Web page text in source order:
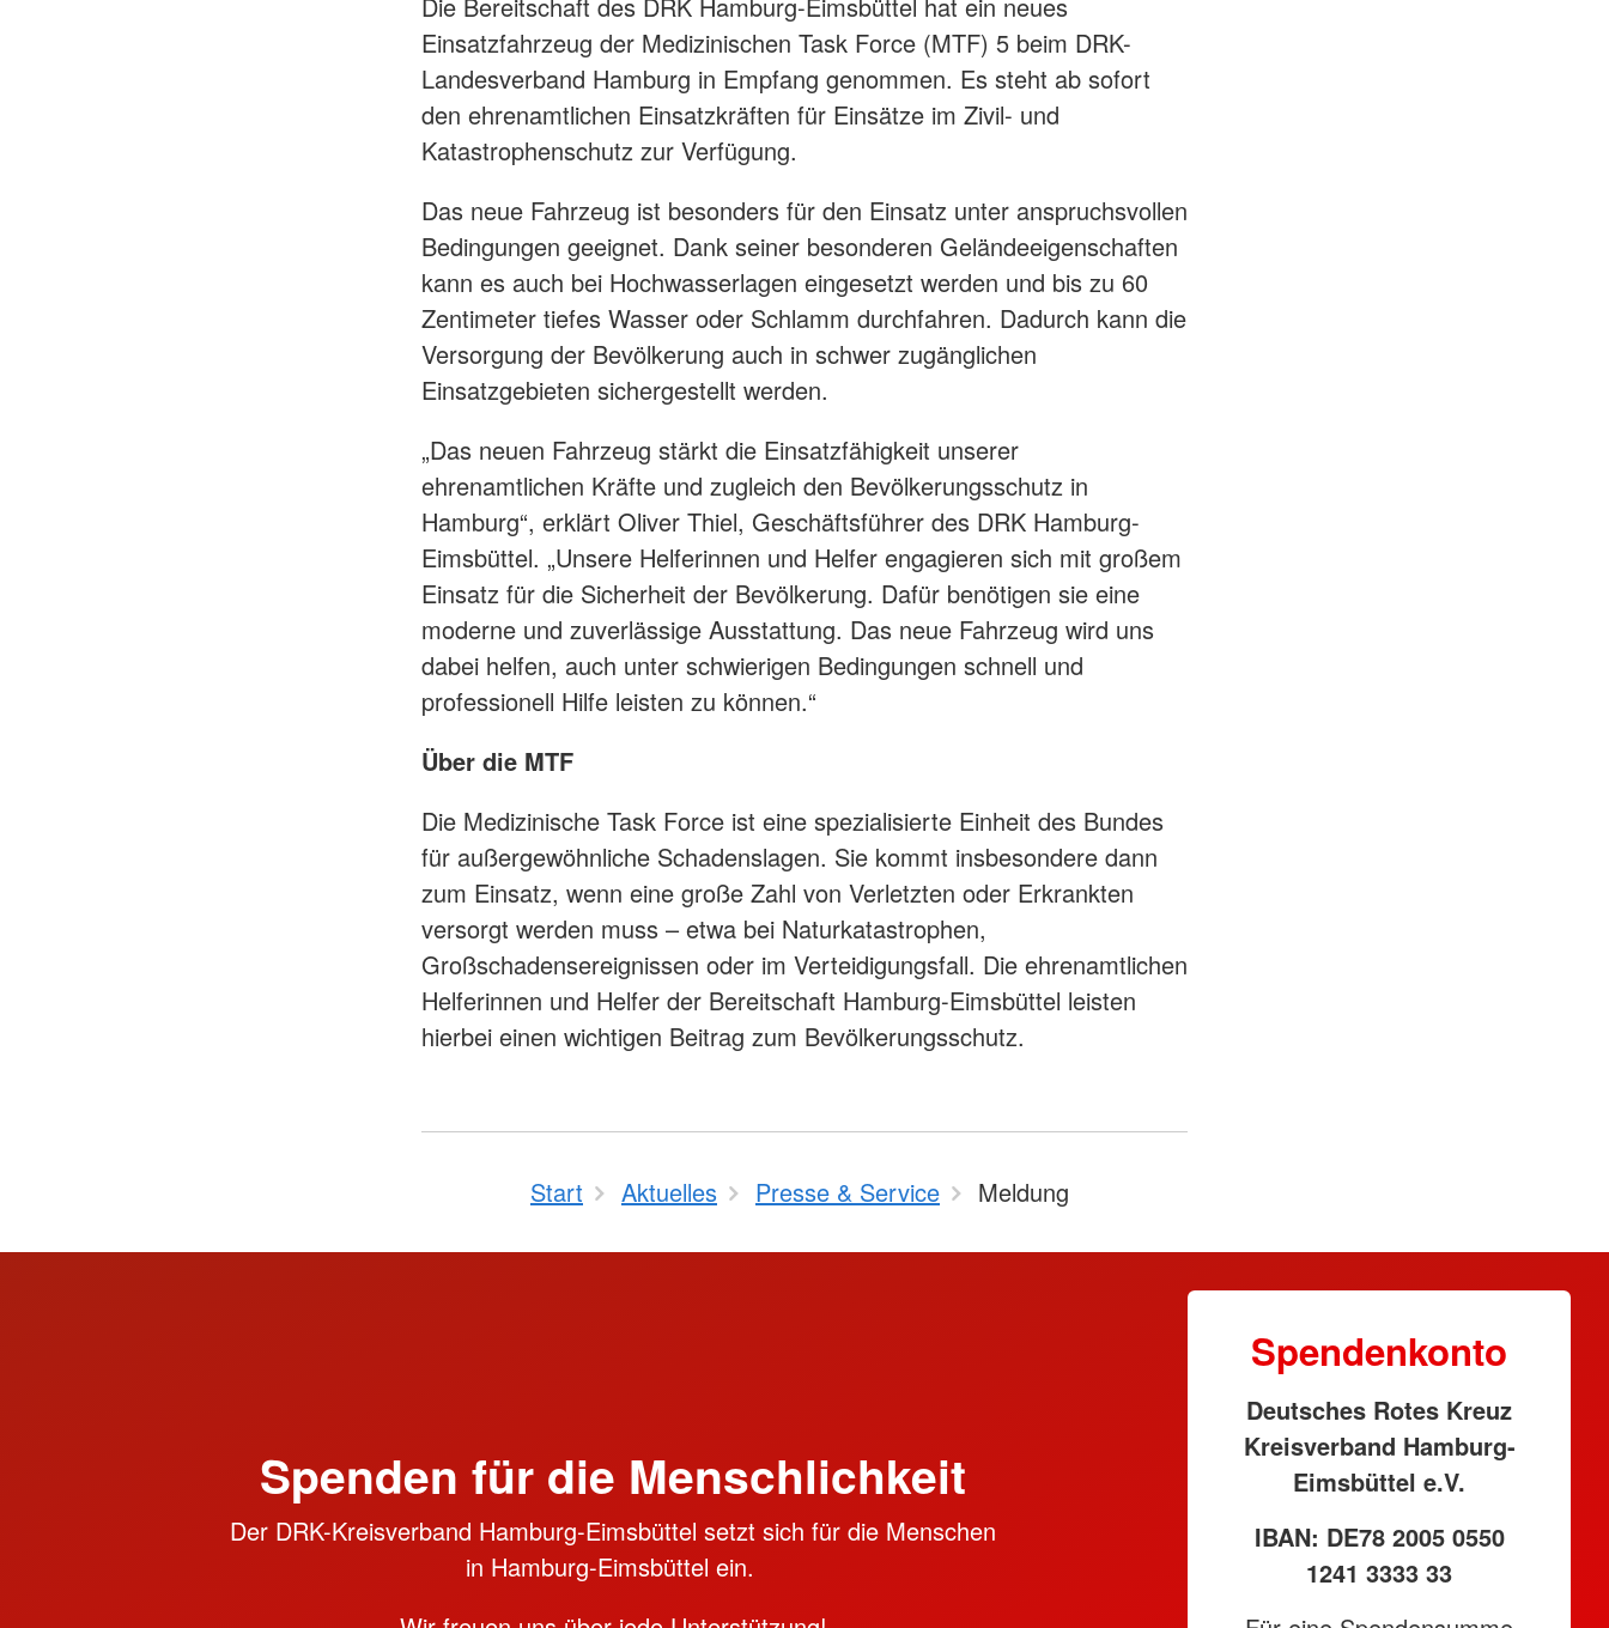
Einsatzfahrzeug der Medizinischen Task Force (MTF) 5 beim DRK-
Landesverband Hamburg in Empfang genommen. Es steht ab sofort
den ehrenamtlichen Einsatzkräften für Einsätze im Zivil- und
Katastrophenschutz zur Verfügung.
Das neue Fahrzeug ist besonders für den Einsatz unter anspruchsvollen
Bedingungen geeignet. Dank seiner besonderen Geländeeigenschaften
kann es auch bei Hochwasserlagen eingesetzt werden und bis zu 60
Zentimeter tiefes Wasser oder Schlamm durchfahren. Dadurch kann die
Versorgung der Bevölkerung auch in schwer zugänglichen
Einsatzgebieten sichergestellt werden.
„Das neuen Fahrzeug stärkt die Einsatzfähigkeit unserer
ehrenamtlichen Kräfte und zugleich den Bevölkerungsschutz in
Hamburg“, erklärt Oliver Thiel, Geschäftsführer des DRK Hamburg-
Eimsbüttel. „Unsere Helferinnen und Helfer engagieren sich mit großem
Einsatz für die Sicherheit der Bevölkerung. Dafür benötigen sie eine
moderne und zuverlässige Ausstattung. Das neue Fahrzeug wird uns
dabei helfen, auch unter schwierigen Bedingungen schnell und
professionell Hilfe leisten zu können.“
Über die MTF
Die Medizinische Task Force ist eine spezialisierte Einheit des Bundes
für außergewöhnliche Schadenslagen. Sie kommt insbesondere dann
zum Einsatz, wenn eine große Zahl von Verletzten oder Erkrankten
versorgt werden muss – etwa bei Naturkatastrophen,
Großschadensereignissen oder im Verteidigungsfall. Die ehrenamtlichen
Helferinnen und Helfer der Bereitschaft Hamburg-Eimsbüttel leisten
hierbei einen wichtigen Beitrag zum Bevölkerungsschutz.
Start Aktuelles Presse & Service Meldung
Spenden für die Menschlichkeit
Der DRK-Kreisverband Hamburg-Eimsbüttel setzt sich für die Menschen
in Hamburg-Eimsbüttel ein.
Spendenkonto
Deutsches Rotes Kreuz
Kreisverband Hamburg-
Eimsbüttel e.V.
IBAN: DE78 2005 0550
1241 3333 33